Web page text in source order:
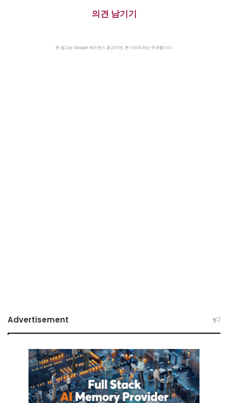
의견 남기기
본 광고는 Google 애드센스 광고이며, 본 사이트와는 무관합니다.
Advertisement